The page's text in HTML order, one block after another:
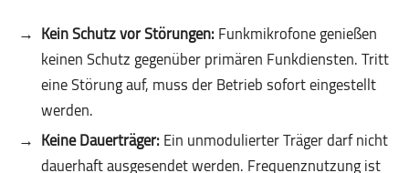
Kein Schutz vor Störungen:Funkmikrofone genießen
keinen Schutz gegenüber primären Funkdiensten. Tritt
eine Störung auf, muss der Betrieb sofort eingestellt
werden.
Keine Dauerträger:Ein unmodulierter Träger darf nicht
dauerhaft ausgesendet werden. Frequenznutzung ist